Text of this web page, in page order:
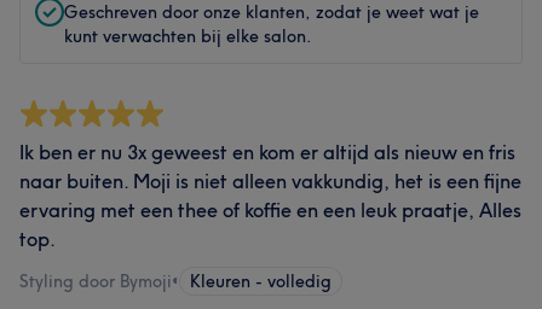
Geschreven door onze klanten, zodat je weet wat je
kunt verwachten bij elke salon.
Ik ben er nu 3x geweest en kom er altijd als nieuw en fris
naar buiten. Moji is niet alleen vakkundig, het is een fijne
ervaring met een thee of koffie en een leuk praatje, Alles
top.
Styling door Bymoji• Kleuren - volledig